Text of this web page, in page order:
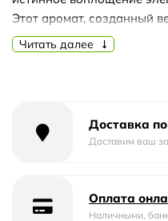
Этот аромат, созданный
обладает
сочетанием нот, которые
цветочный сад,
наполнен свежестью и
природа пробуждается к
Читать далее
Доставка
Доставим ваш
Оплата
Наличными,